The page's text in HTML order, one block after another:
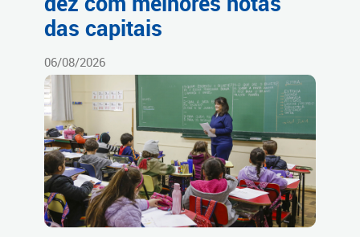
das capitais
06/08/2026